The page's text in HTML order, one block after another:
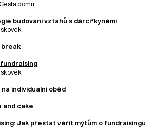
Cesta domů
budování vztahů s dárci*kyněmi
break
na individuální oběd
and cake
Jak přestat věřit mýtům o fundraisingu